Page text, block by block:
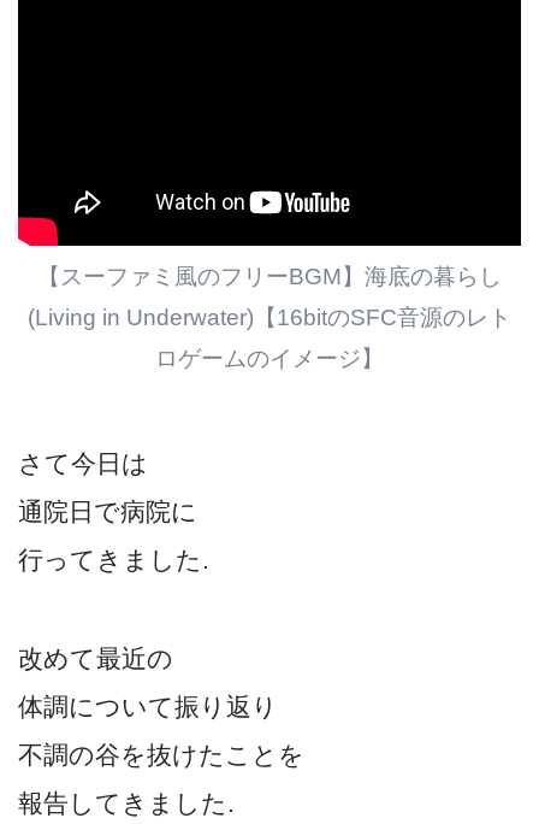
【スーファミ風のフリーBGM】海底の暮らし
(Living in Underwater)【16bitのSFC音源のレト
ロゲームのイメージ】
さて今日は
通院日で病院に
行ってきました.
改めて最近の
体調について振り返り
不調の谷を抜けたことを
報告してきました.